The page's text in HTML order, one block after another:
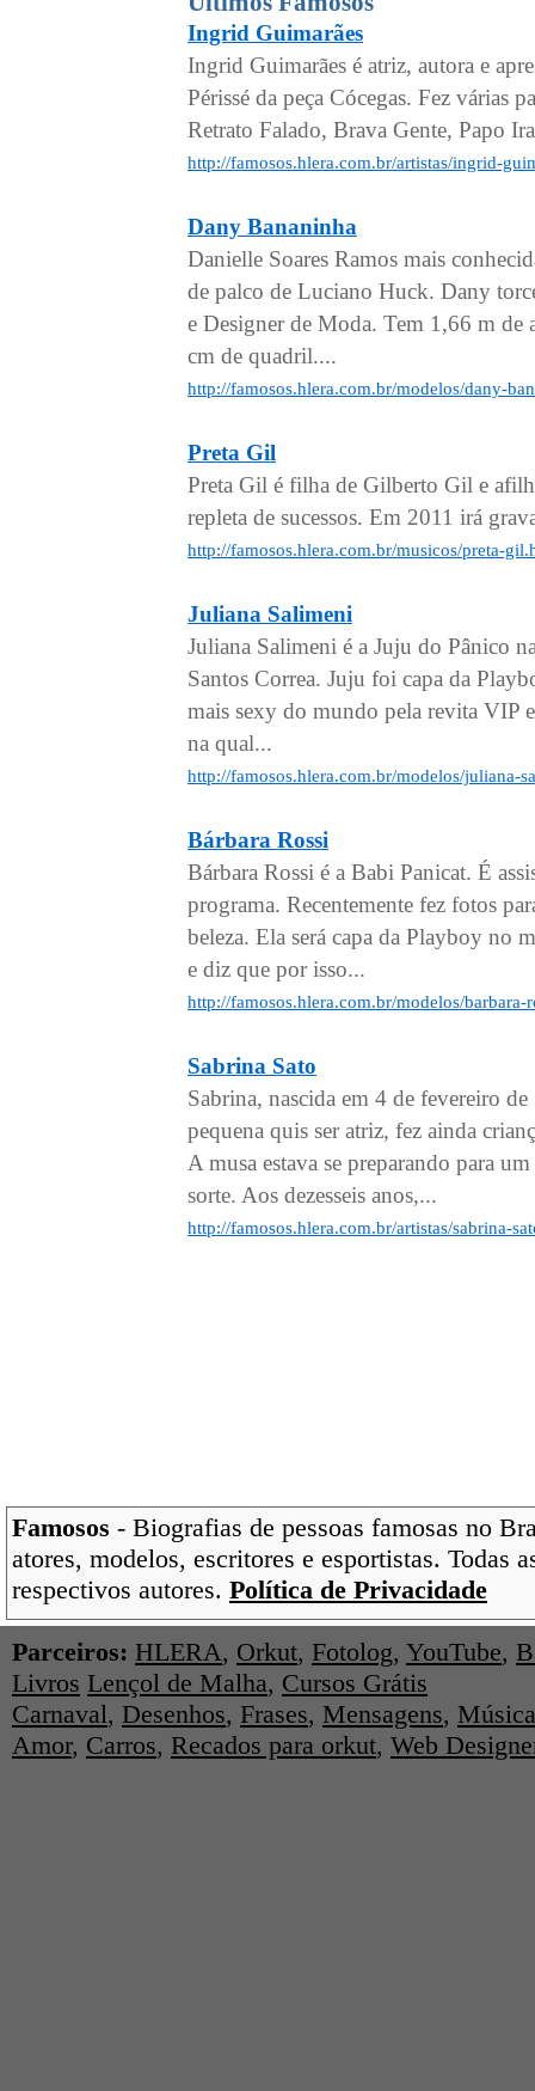
Ingrid Guimarães
Ingrid Guimarães é atriz, autora e
Périssé da peça Cócegas. Fez várias
Retrato Falado, Brava Gente, Papo
http://famosos.hlera.com.br/artistas/ingrid-
Dany Bananinha
Danielle Soares Ramos mais
de palco de Luciano Huck. Dany
e Designer de Moda. Tem 1,66 m
cm de quadril....
http://famosos.hlera.com.br/modelos/dany-
Preta Gil
Preta Gil é filha de Gilberto Gil e
repleta de sucessos. Em 2011 irá
http://famosos.hlera.com.br/musicos/preta-
Juliana Salimeni
Juliana Salimeni é a Juju do Pânico
Santos Correa. Juju foi capa da
mais sexy do mundo pela revita VIP
na qual...
http://famosos.hlera.com.br/modelos/juliana-
Bárbara Rossi
Bárbara Rossi é a Babi Panicat. É
programa. Recentemente fez fotos
beleza. Ela será capa da Playboy no
e diz que por isso...
http://famosos.hlera.com.br/modelos/barbara-
Sabrina Sato
Sabrina, nascida em 4 de fevereiro
pequena quis ser atriz, fez ainda
A musa estava se preparando para
sorte. Aos dezesseis anos,...
http://famosos.hlera.com.br/artistas/sabrina-
Famosos - Biografias de pessoas famosas no
atores, modelos, escritores e esportistas. Todas
respectivos autores. Política de Privacidade
Parceiros: HLERA, Orkut, Fotolog, YouTube,
Livros Lençol de Malha, Cursos Grátis
Carnaval, Desenhos, Frases, Mensagens,
Amor, Carros, Recados para orkut, Web